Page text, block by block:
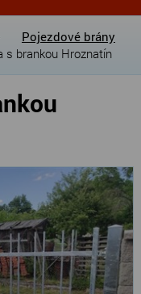
Pojezdové brány
s brankou Hroznatín